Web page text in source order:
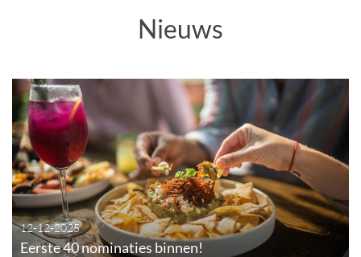
Nieuws
12-12-2025
Eerste 40 nominaties binnen!